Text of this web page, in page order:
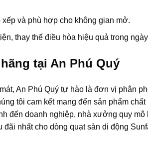
xếp và phù hợp cho không gian mở.
thay thế điều hòa hiệu quả trong
tại An Phú Quý
An Phú Quý tự hào là đơn vị phân
tôi cam kết mang đến sản phẩm
đến doanh nghiệp, nhà xưởng quy mô
nhất cho dòng quạt sàn di động